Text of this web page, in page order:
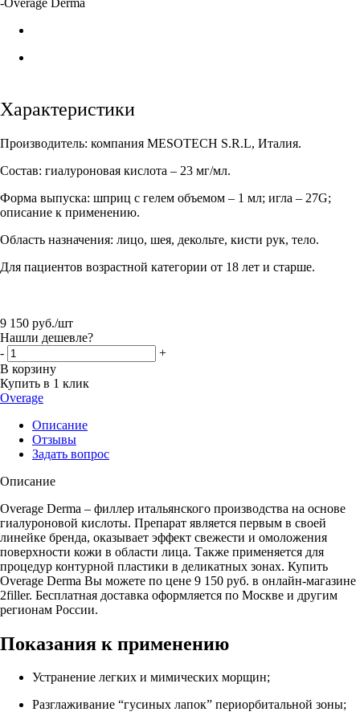
Характеристики
Производитель: компания MESOTECH S.R.L, Италия.
Состав: гиалуроновая кислота – 23 мг/мл.
Форма выпуска: шприц с гелем объемом – 1 мл; игла – 27G;
описание к применению.
Область назначения: лицо, шея, декольте, кисти рук, тело.
Для пациентов возрастной категории от 18 лет и старше.
9 150 руб./шт
Нашли дешевле?
-
+
В корзину
Купить в 1 клик
Overage
Описание
Отзывы
Задать вопрос
Описание
Overage Derma – филлер итальянского производства на основе
гиалуроновой кислоты. Препарат является первым в своей
линейке бренда, оказывает эффект свежести и омоложения
поверхности кожи в области лица. Также применяется для
процедур контурной пластики в деликатных зонах. Купить
Overage Derma Вы можете по цене 9 150 руб. в онлайн-магазине
2filler. Бесплатная доставка оформляется по Москве и другим
регионам России.
Показания к применению
Устранение легких и мимических морщин;
Разглаживание “гусиных лапок” периорбитальной зоны;